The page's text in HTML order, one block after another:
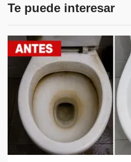
Te puede interesar